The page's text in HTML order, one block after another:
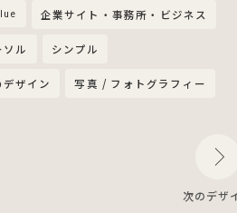
企業サイト・事務所・ビジネス
ソル シンプル
ザイン 写真 / フォトグラフィー